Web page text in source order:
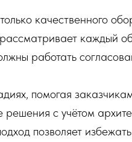
качественного
каждый
работать
помогая
с учётом
позволяет